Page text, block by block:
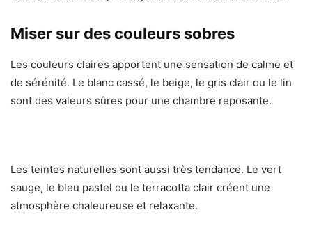
Miser sur des couleurs sobres
Les couleurs claires apportent une sensation de calme et
de sérénité. Le blanc cassé, le beige, le gris clair ou le lin
sont des valeurs sûres pour une chambre reposante.
Les teintes naturelles sont aussi très tendance. Le vert
sauge, le bleu pastel ou le terracotta clair créent une
atmosphère chaleureuse et relaxante.